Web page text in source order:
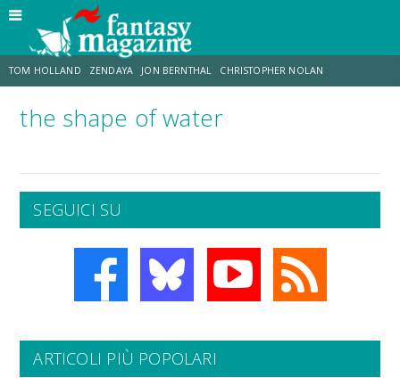
TOM HOLLAND ZENDAYA JON BERNTHAL CHRISTOPHER NOLAN
STRANIMONDI LUCCA COMICS & GAMES ODISSEA
the shape of water
SEGUICI SU
ARTICOLI PIÙ POPOLARI